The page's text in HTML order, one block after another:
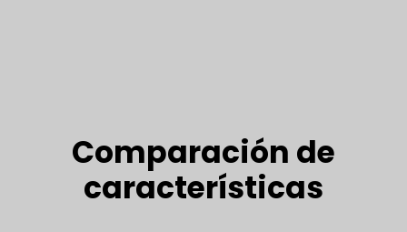
Comparación de
características